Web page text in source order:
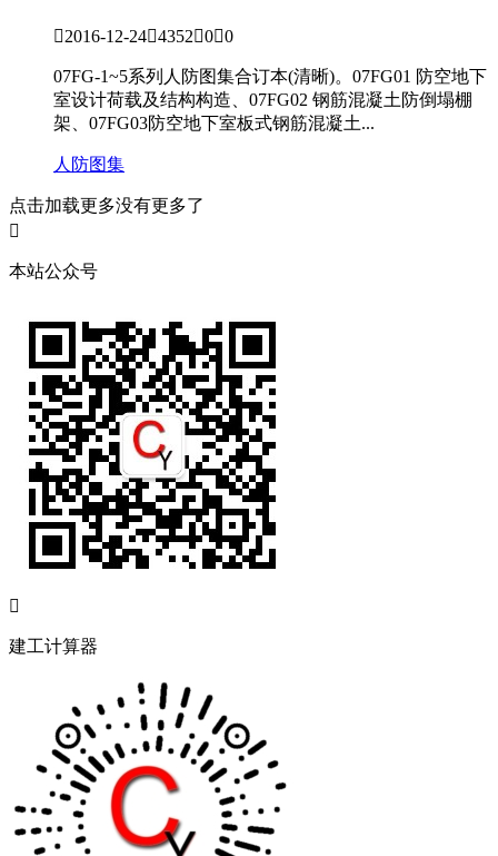
2016-12-24435200
07FG-1~5系列人防图集合订本(清晰)。07FG01 防空地下
室设计荷载及结构构造、07FG02 钢筋混凝土防倒塌棚
架、07FG03防空地下室板式钢筋混凝土...
人防图集
点击加载更多没有更多了

本站公众号

建工计算器